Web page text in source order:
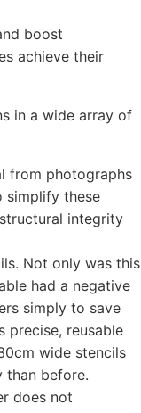
boost
achieve their
in a wide array of
from photographs
simplify these
integrity
Not only was this
had a negative
simply to save
precise, reusable
wide stencils
than before.
does not